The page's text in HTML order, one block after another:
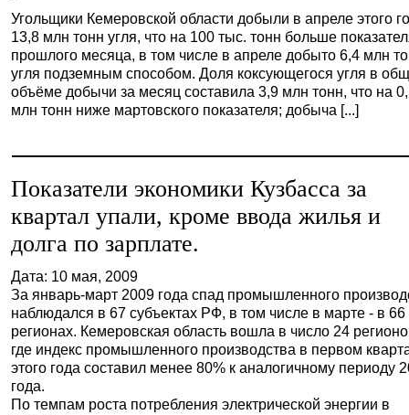
Угольщики Кемеровской области добыли в апреле этого
13,8 млн тонн угля, что на 100 тыс. тонн больше
прошлого месяца, в том числе в апреле добыто 6,4 млн
угля подземным способом. Доля коксующегося угля в
объёме добычи за месяц составила 3,9 млн тонн, что на
млн тонн ниже мартовского показателя; добыча [...]
Показатели экономики Кузбасса за
квартал упали, кроме ввода жилья и
долга по зарплате.
Дата: 10 мая, 2009
За январь-март 2009 года спад промышленного
наблюдался в 67 субъектах РФ, в том числе в марте - в 66
регионах. Кемеровская область вошла в число 24
где индекс промышленного производства в первом
этого года составил менее 80% к аналогичному периоду
года.
По темпам роста потребления электрической энергии в